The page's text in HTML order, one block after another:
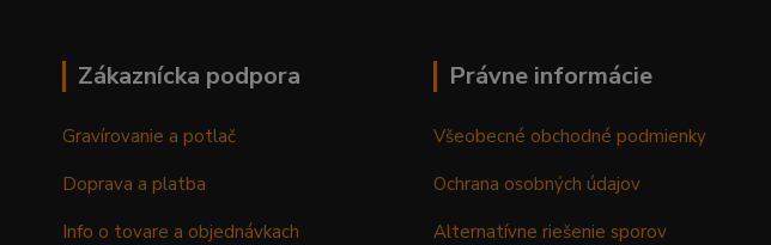
Zákaznícka podpora
Gravírovanie a potlač
Doprava a platba
Info o tovare a objednávkach
Právne informácie
Všeobecné obchodné podmienky
Ochrana osobných údajov
Alternatívne riešenie sporov